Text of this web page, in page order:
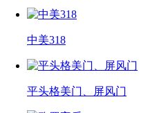
中美318
平头格美门、屏风门